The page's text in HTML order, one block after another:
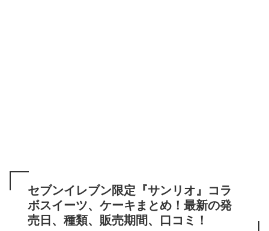
セブンイレブン限定『サンリオ』コラ
ボスイーツ、ケーキまとめ！最新の発
売日、種類、販売期間、口コミ！